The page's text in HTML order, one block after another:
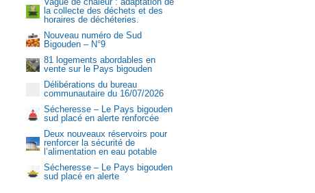
Vague de chaleur : adaptation de
la collecte des déchets et des
horaires de déchéteries.
Nouveau numéro de Sud
Bigouden – N°9
81 logements abordables en
vente sur le Pays bigouden
Délibérations du bureau
communautaire du 16/07/2026
Sécheresse – Le Pays bigouden
sud placé en alerte renforcée
Deux nouveaux réservoirs pour
renforcer la sécurité de
l’alimentation en eau potable
Sécheresse – Le Pays bigouden
sud placé en alerte